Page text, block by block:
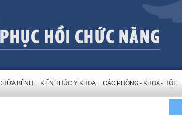
BỆNH KIẾN THỨC Y KHOA CÁC PHÒNG - KHOA - HỘI